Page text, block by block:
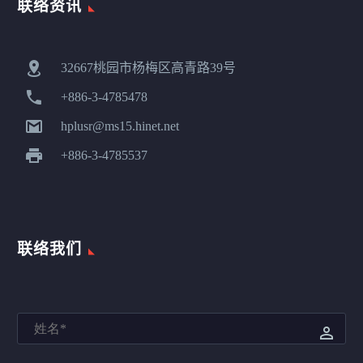
联络资讯

 32667桃园市杨梅区高青路39号

 +886-3-4785478

 hplusr@ms15.hinet.net

 +886-3-4785537
联络我们